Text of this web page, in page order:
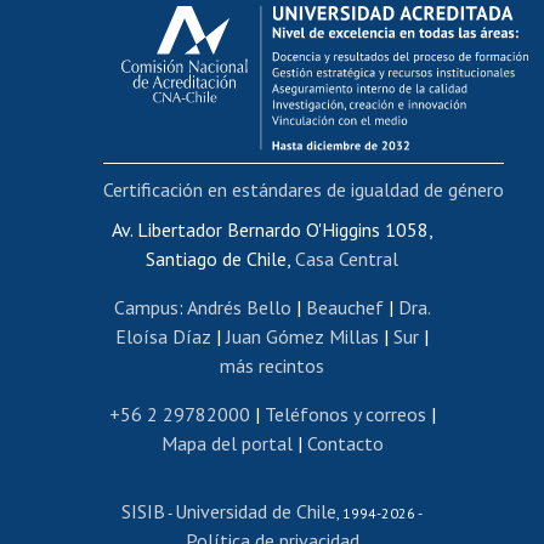
Postulación al AUCAI
Funcionarias/os
Cursos internos de capacitación
Bienestar del personal
Portal de movilidad interna
Certificado de renta
Certificado de renta honorarios
Editar páginas blancas
Extranjeras/os
Revalidación y reconocimiento de títulos
Postulación al Programa de Movilidad Estudiantil
Cursos de español
Av. Libertador Bernardo O'Higgins 1058,
Santiago de Chile, Casa Central
Campus: Andrés Bello | Beauchef| Dra.
Eloísa Díaz | Juan Gómez Millas | Sur |
más recintos
+56 2 29782000 | Teléfonos y correos |
Mapa del portal| Contacto
SISIB - Universidad de Chile , 1994-2026 -
Certificación en estándares de igualdad de género